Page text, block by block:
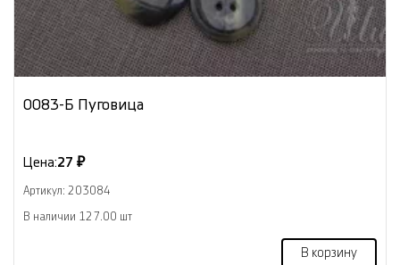
0083-Б Пуговица
Цена:27 ₽
Артикул: 203084
В наличии 127.00 шт
В корзину